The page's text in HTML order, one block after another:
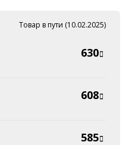
Товар в пути (10.02.2025)
630
608
585